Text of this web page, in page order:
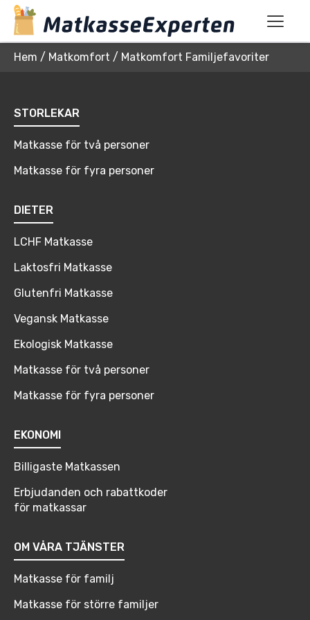
Hem / Matkomfort / Matkomfort Familjefavoriter
STORLEKAR
Matkasse för två personer
Matkasse för fyra personer
DIETER
LCHF Matkasse
Laktosfri Matkasse
Glutenfri Matkasse
Vegansk Matkasse
Ekologisk Matkasse
Matkasse för två personer
Matkasse för fyra personer
EKONOMI
Billigaste Matkassen
Erbjudanden och rabattkoder
för matkassar
OM VÅRA TJÄNSTER
Matkasse för familj
Matkasse för större familjer